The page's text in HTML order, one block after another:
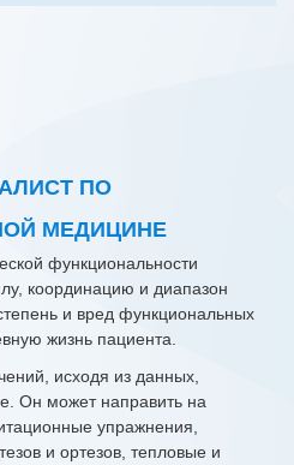
ПО
МЕДИЦИНЕ
функциональности
координацию и диапазон
и вред функциональных
жизнь пациента.
исходя из данных,
Он может направить на
упражнения,
и ортезов, тепловые и